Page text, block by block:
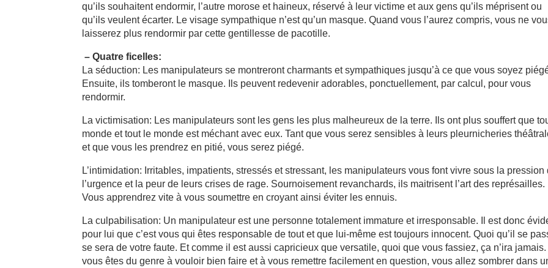
qu’ils souhaitent endormir, l’autre morose et haineux, réservé à leur victime et aux gens qu’ils méprisent ou
qu’ils veulent écarter. Le visage sympathique n’est qu’un masque. Quand vous l’aurez compris, vous ne
laisserez plus rendormir par cette gentillesse de pacotille.
– Quatre ficelles:
La séduction: Les manipulateurs se montreront charmants et sympathiques jusqu’à ce que vous soyez
Ensuite, ils tomberont le masque. Ils peuvent redevenir adorables, ponctuellement, par calcul, pour vous
rendormir.
La victimisation: Les manipulateurs sont les gens les plus malheureux de la terre. Ils ont plus souffert que
monde et tout le monde est méchant avec eux. Tant que vous serez sensibles à leurs pleurnicheries
et que vous les prendrez en pitié, vous serez piégé.
L’intimidation: Irritables, impatients, stressés et stressant, les manipulateurs vous font vivre sous la pression
l’urgence et la peur de leurs crises de rage. Sournoisement revanchards, ils maitrisent l’art des représailles.
Vous apprendrez vite à vous soumettre en croyant ainsi éviter les ennuis.
La culpabilisation: Un manipulateur est une personne totalement immature et irresponsable. Il est donc
pour lui que c’est vous qui êtes responsable de tout et que lui-même est toujours innocent. Quoi qu’il se
se sera de votre faute. Et comme il est aussi capricieux que versatile, quoi que vous fassiez, ça n’ira jamais.
vous êtes du genre à vouloir bien faire et à vous remettre facilement en question, vous allez sombrer dans